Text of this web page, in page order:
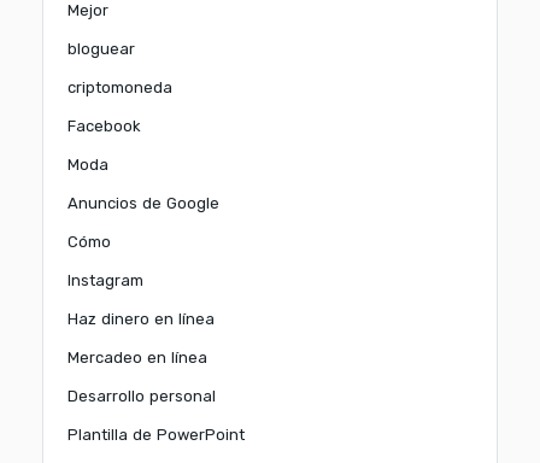
Mejor
bloguear
criptomoneda
Facebook
Moda
Anuncios de Google
Cómo
Instagram
Haz dinero en línea
Mercadeo en línea
Desarrollo personal
Plantilla de PowerPoint